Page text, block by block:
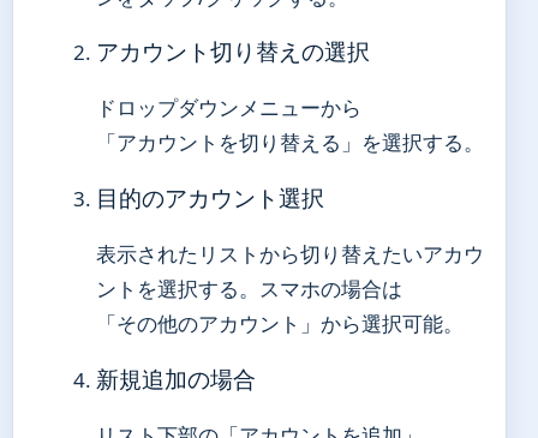
アカウント切り替えの選択
ドロップダウンメニューから
「アカウントを切り替える」を選択する。
目的のアカウント選択
表示されたリストから切り替えたいアカウ
ントを選択する。スマホの場合は
「その他のアカウント」から選択可能。
新規追加の場合